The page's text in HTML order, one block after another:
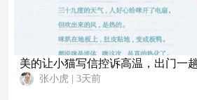
美的让小猫写信控诉高温，出门一
张小虎 | 3天前